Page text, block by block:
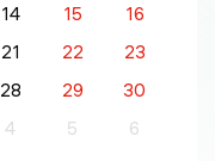
14 15
16
21 22
23
28 29
30
4 5 6